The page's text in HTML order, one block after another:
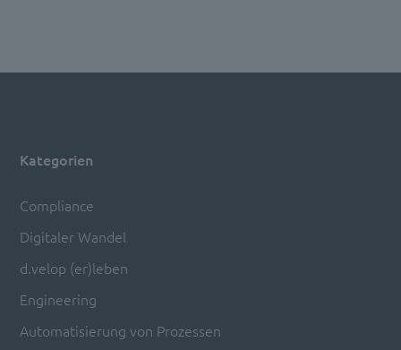
Kategorien
Compliance
Digitaler Wandel
d.velop (er)leben
Engineering
Automatisierung von Prozessen